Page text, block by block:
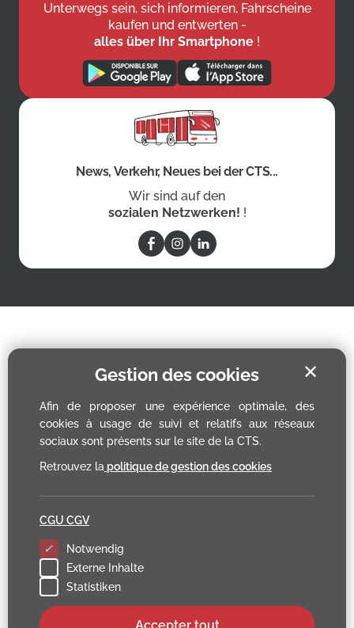
Gestion des cookies
Afin de proposer une expérience optimale, des
cookies à usage de suivi et relatifs aux réseaux
sociaux sont présents sur le site de la CTS.
Retrouvez la politique de gestion des cookies
Notwendig
Externe Inhalte
Statistiken
✕
CGU CGV
Unterwegs sein, sich informieren, Fahrscheine
kaufen und entwerten -
alles über Ihr Smartphone !
News, Verkehr, Neues bei der CTS...
Wir sind auf den
sozialen Netzwerken! !